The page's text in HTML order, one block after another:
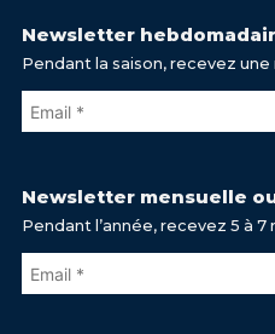
Newsletter
Pendant la saison, recevez
Newsletter mensuelle
Pendant l’année, recevez 5 à